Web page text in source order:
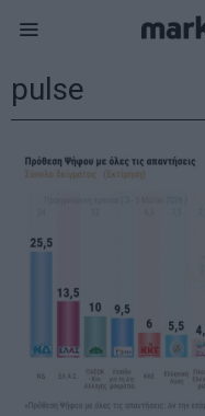
pulse